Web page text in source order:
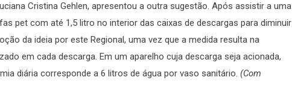
Cristina Gehlen, apresentou a outra sugestão. Após assistir a uma
pet com até 1,5 litro no interior das caixas de descargas para diminuir
da ideia por este Regional, uma vez que a medida resulta na
em cada descarga. Em um aparelho cuja descarga seja acionada,
diária corresponde a 6 litros de água por vaso sanitário. (Com